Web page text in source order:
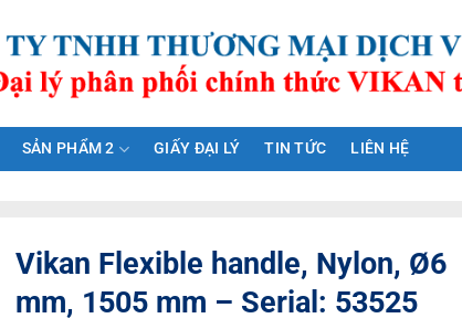
SẢN PHẨM 2 GIẤY ĐẠI LÝ TIN TỨC
LIÊN HỆ
Vikan Flexible handle, Nylon, Ø6
mm, 1505 mm – Serial: 53525